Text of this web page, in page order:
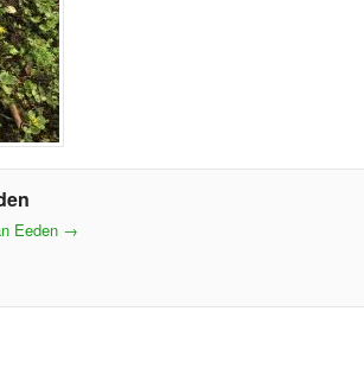
Eeden →